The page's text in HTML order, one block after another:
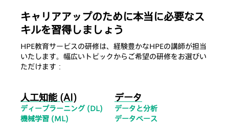
キャリアアップのために本当に必要なス
キルを習得しましょう
HPE教育サービスの研修は、経験豊かなHPEの講師が担当
いたします。幅広いトピックからご希望の研修をお選びい
ただけます：
人工知能 (AI)
ディープラーニング (DL)
機械学習 (ML)
データ
データと分析
データベース